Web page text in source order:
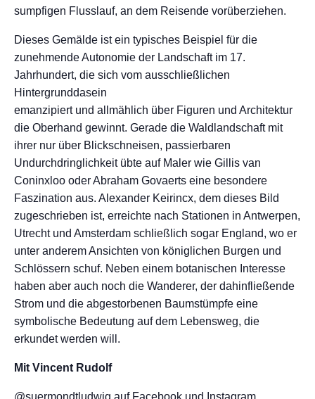
sumpfigen Flusslauf, an dem Reisende vorüberziehen.
Dieses Gemälde ist ein typisches Beispiel für die
zunehmende Autonomie der Landschaft im 17.
Jahrhundert, die sich vom ausschließlichen
Hintergrunddasein
emanzipiert und allmählich über Figuren und Architektur
die Oberhand gewinnt. Gerade die Waldlandschaft mit
ihrer nur über Blickschneisen, passierbaren
Undurchdringlichkeit übte auf Maler wie Gillis van
Coninxloo oder Abraham Govaerts eine besondere
Faszination aus. Alexander Keirincx, dem dieses Bild
zugeschrieben ist, erreichte nach Stationen in Antwerpen,
Utrecht und Amsterdam schließlich sogar England, wo er
unter anderem Ansichten von königlichen Burgen und
Schlössern schuf. Neben einem botanischen Interesse
haben aber auch noch die Wanderer, der dahinfließende
Strom und die abgestorbenen Baumstümpfe eine
symbolische Bedeutung auf dem Lebensweg, die
erkundet werden will.
Mit Vincent Rudolf
@suermondtludwig auf Facebook und Instagram